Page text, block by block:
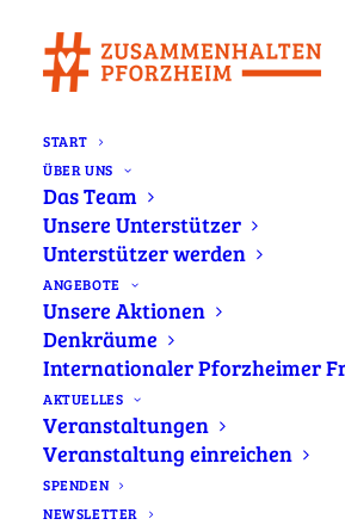
START
ÜBER UNS
Das Team
Unsere Unterstützer
Unterstützer werden
ANGEBOTE
Unsere Aktionen
Denkräume
Internationaler Pforzheimer
AKTUELLES
Veranstaltungen
Veranstaltung einreichen
SPENDEN
NEWSLETTER
Gegenkundgebung zur AfD-
Home
Newsletter
Am morgigen Sonntag, 29.
plant die AfD eine kurzfristig
Kundgebung vor dem